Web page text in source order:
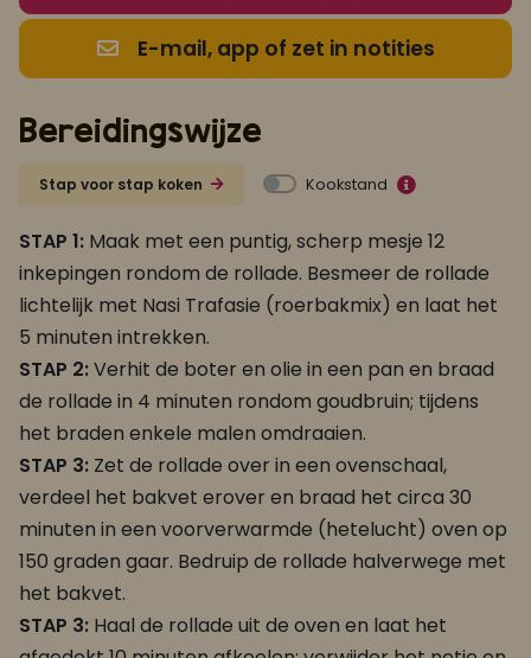
E-mail, app of zet in notities
Bereidingswijze
Stap voor stap koken Kookstand
STAP 1: Maak met een puntig, scherp mesje 12
inkepingen rondom de rollade. Besmeer de rollade
lichtelijk met Nasi Trafasie (roerbakmix) en laat het
5 minuten intrekken.
STAP 2:Verhit de boter en olie in een pan en braad
de rollade in 4 minuten rondom goudbruin; tijdens
het braden enkele malen omdraaien.
STAP 3: Zet de rollade over in een ovenschaal,
verdeel het bakvet erover en braad het circa 30
minuten in een voorverwarmde (hetelucht) oven op
150 graden gaar. Bedruip de rollade halverwege met
het bakvet.
STAP 3: Haal de rollade uit de oven en laat het